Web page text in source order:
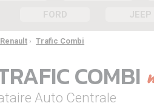
FORD
JEEP
› Trafic Combi
COMBI
Auto Centrale